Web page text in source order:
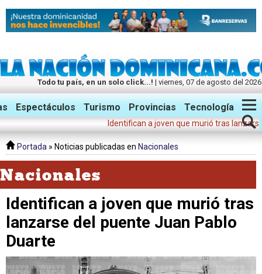
Todo tu país, en un solo click...! | viernes, 07 de agosto del 2026
Twitter Facebook Instagram
Espectáculos Turismo Provincias Tecnología
Identifican a joven que murió tras lanzarse del
Portada » Noticias publicadas en Nacionales
Nacionales
Identifican a joven que murió tras
lanzarse del puente Juan Pablo
Duarte